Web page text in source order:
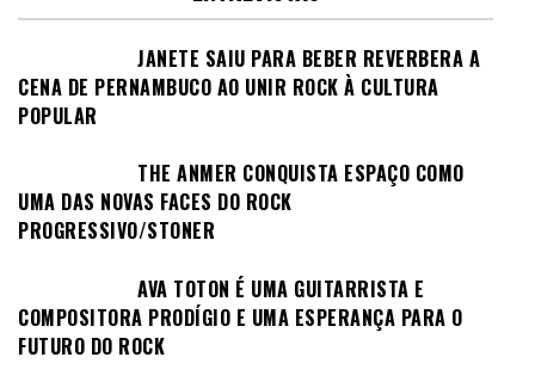
JANETE SAIU PARA BEBER REVERBERA A
CENA DE PERNAMBUCO AO UNIR ROCK À CULTURA
POPULAR
THE ANMER CONQUISTA ESPAÇO COMO
UMA DAS NOVAS FACES DO ROCK
PROGRESSIVO/STONER
AVA TOTON É UMA GUITARRISTA E
COMPOSITORA PRODÍGIO E UMA ESPERANÇA PARA O
FUTURO DO ROCK